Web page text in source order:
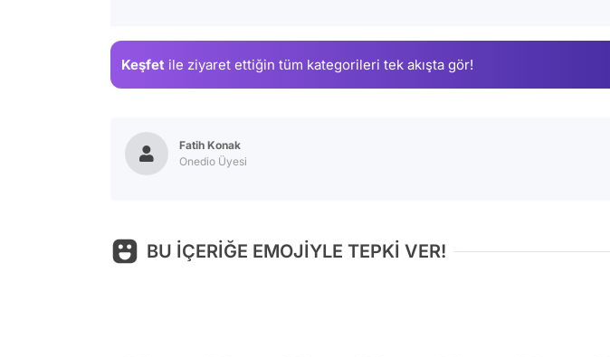
Keşfet ile ziyaret ettiğin tüm kategorileri tek akışta gör!
Fatih Konak
Onedio Üyesi
BU İÇERİĞE EMOJİYLE TEPKİ VER!